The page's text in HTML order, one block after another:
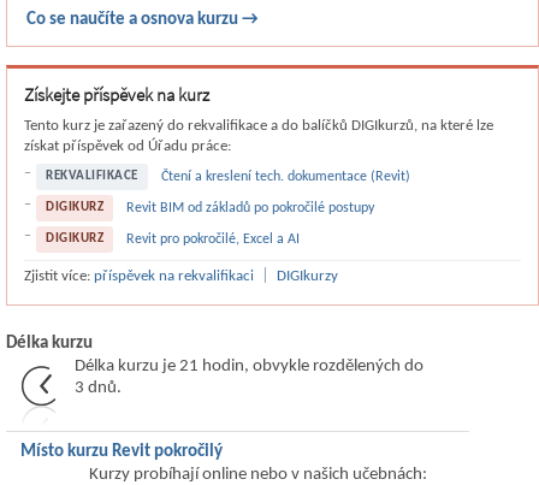
Co se naučíte a osnova kurzu →
Získejte příspěvek na kurz
Tento kurz je zařazený do rekvalifikace a do balíčků DIGIkurzů, na které lze
získat příspěvek od Úřadu práce:
REKVALIFIKACE Čtení a kreslení tech. dokumentace (Revit)
DIGIKURZ Revit BIM od základů po pokročilé postupy
DIGIKURZ Revit pro pokročilé, Excel a AI
Zjistit více: příspěvek na rekvalifikaci DIGIkurzy
Délka kurzu
Délka kurzu je 21 hodin, obvykle rozdělených do
3 dnů.
Místo kurzu Revit pokročilý
Kurzy probíhají online nebo v našich učebnách: